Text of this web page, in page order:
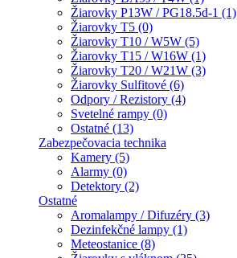
Žiarovky P13W / PG18.5d-1 (1)
Žiarovky T5 (0)
Žiarovky T10 / W5W (5)
Žiarovky T15 / W16W (1)
Žiarovky T20 / W21W (3)
Žiarovky Sulfitové (6)
Odpory / Rezistory (4)
Svetelné rampy (0)
Ostatné (13)
Zabezpečovacia technika
Kamery (5)
Alarmy (0)
Detektory (2)
Ostatné
Aromalampy / Difuzéry (3)
Dezinfekčné lampy (1)
Meteostanice (8)